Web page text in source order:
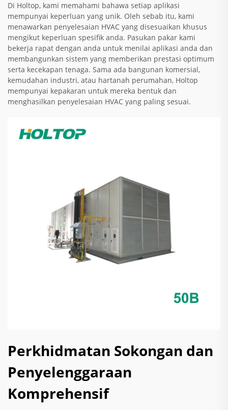
Di Holtop, kami memahami bahawa setiap aplikasi
mempunyai keperluan yang unik. Oleh sebab itu, kami
menawarkan penyelesaian HVAC yang disesuaikan khusus
mengikut keperluan spesifik anda. Pasukan pakar kami
bekerja rapat dengan anda untuk menilai aplikasi anda dan
membangunkan sistem yang memberikan prestasi optimum
serta kecekapan tenaga. Sama ada bangunan komersial,
kemudahan industri, atau hartanah perumahan, Holtop
mempunyai kepakaran untuk mereka bentuk dan
menghasilkan penyelesaian HVAC yang paling sesuai.
Perkhidmatan Sokongan dan
Penyelenggaraan
Komprehensif